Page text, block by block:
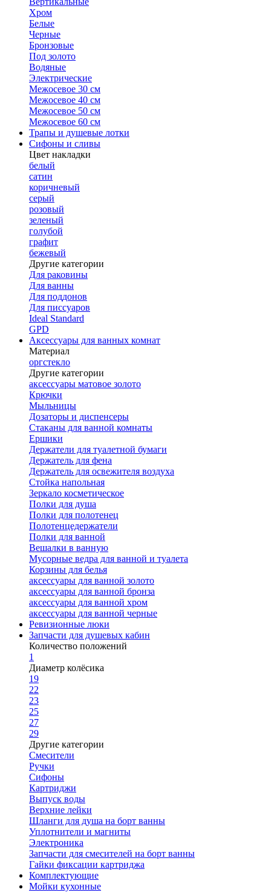
Хром
Белые
Черные
Бронзовые
Под золото
Водяные
Электрические
Межосевое 30 см
Межосевое 40 см
Межосевое 50 см
Межосевое 60 см
Трапы и душевые лотки
Сифоны и сливы
Цвет накладки
белый
сатин
коричневый
серый
розовый
зеленый
голубой
графит
бежевый
Другие категории
Для раковины
Для ванны
Для поддонов
Для писсуаров
Ideal Standard
GPD
Аксессуары для ванных комнат
Материал
оргстекло
Другие категории
аксессуары матовое золото
Крючки
Мыльницы
Дозаторы и диспенсеры
Стаканы для ванной комнаты
Ершики
Держатели для туалетной бумаги
Держатель для фена
Держатель для освежителя воздуха
Стойка напольная
Зеркало косметическое
Полки для душа
Полки для полотенец
Полотенцедержатели
Полки для ванной
Вешалки в ванную
Мусорные ведра для ванной и туалета
Корзины для белья
аксессуары для ванной золото
аксессуары для ванной бронза
аксессуары для ванной хром
аксессуары для ванной черные
Ревизионные люки
Запчасти для душевых кабин
Количество положений
1
Диаметр колёсика
19
22
23
25
27
29
Другие категории
Смесители
Ручки
Сифоны
Картриджи
Выпуск воды
Верхние лейки
Шланги для душа на борт ванны
Уплотнители и магниты
Электроника
Запчасти для смесителей на борт ванны
Гайки фиксации картриджа
Комплектующие
Мойки кухонные